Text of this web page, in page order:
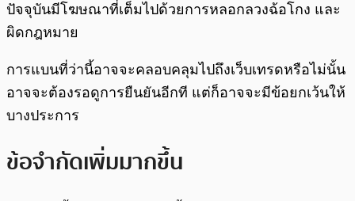
ปัจจุบันมีโฆษณาที่เต็มไปด้วยการหลอกลวงฉ้อโกง และ
ผิดกฎหมาย
การแบนที่ว่านี้อาจจะคลอบคลุมไปถึงเว็บเทรดหรือไม่นั้น
อาจจะต้องรอดูการยืนยันอีกที แต่ก็อาจจะมีข้อยกเว้นให้
บางประการ
ข้อจำกัดเพิ่มมากขึ้น